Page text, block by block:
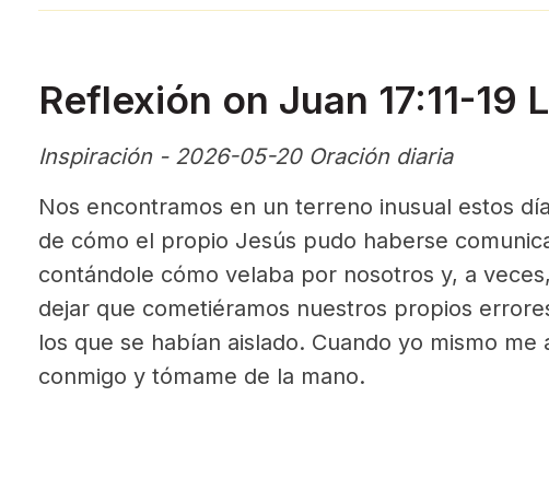
Reflexión on Juan 17:11-19
Inspiración - 2026-05-20 Oración diaria
Nos encontramos en un terreno inusual estos
de cómo el propio Jesús pudo haberse
contándole cómo velaba por nosotros y, a
dejar que cometiéramos nuestros propios
los que se habían aislado. Cuando yo mismo me
conmigo y tómame de la mano.